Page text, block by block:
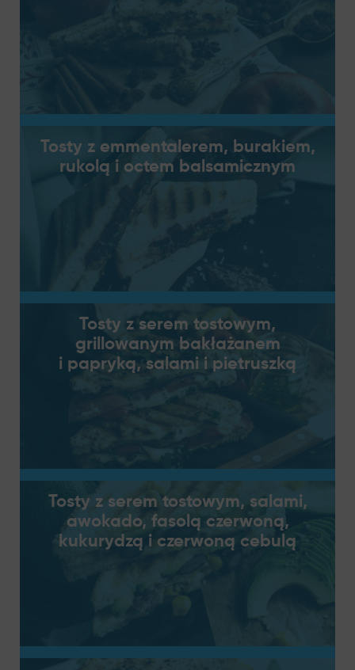
Tosty z emmentalerem, burakiem,
rukolą i octem balsamicznym
Tosty z serem tostowym,
grillowanym bakłażanem
i papryką, salami i pietruszką
Tosty z serem tostowym, salami,
awokado, fasolą czerwoną,
kukurydzą i czerwoną cebulą